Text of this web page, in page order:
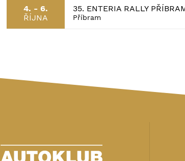
4. - 6.
ŘÍJNA
35. ENTERIA RALLY
Příbram